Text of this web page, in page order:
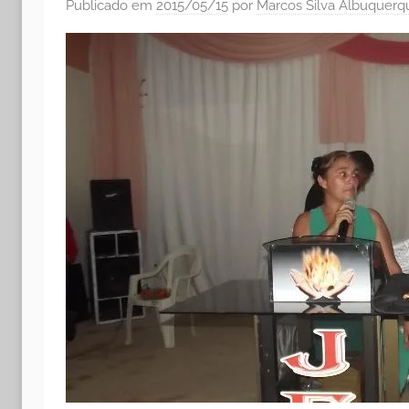
Publicado em 2015/05/15 por Marcos Silva